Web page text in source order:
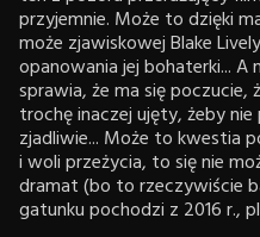
przyjemnie. Może to dzięki
może zjawiskowej Blake
opanowania jej bohaterki...
sprawia, że ma się
trochę inaczej ujęty, żeby
zjadliwie... Może to kwestia
i woli przeżycia, to się nie
dramat (bo to rzeczywiście
gatunku pochodzi z 2016 r.,